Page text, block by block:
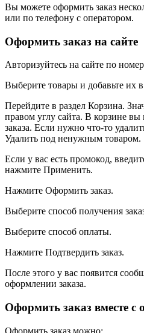
Вы можете оформить заказ
или по телефону с оператором.
Оформить заказ на сайте
Авторизуйтесь на сайте по
Выберите товары и добавьте их в
Перейдите в раздел Корзина.
правом углу сайта. В корзине вы
заказа. Если нужно что-то
Удалить под ненужным товаром.
Если у вас есть промокод,
нажмите Применить.
Нажмите Оформить заказ.
Выберите способ получения
Выберите способ оплаты.
Нажмите Подтвердить заказ.
После этого у вас появится
оформлении заказа.
Оформить заказ вместе с
Оформить заказ можно: